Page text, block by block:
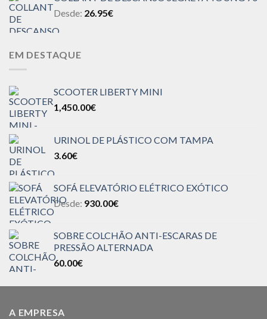
Desde: 26.95€
EM DESTAQUE
SCOOTER LIBERTY MINI
1,450.00€
URINOL DE PLÁSTICO COM TAMPA
3.60€
SOFÁ ELEVATÓRIO ELÉTRICO EXÓTICO
Desde: 930.00€
SOBRE COLCHÃO ANTI-ESCARAS DE
PRESSÃO ALTERNADA
60.00€
A EMPRESA